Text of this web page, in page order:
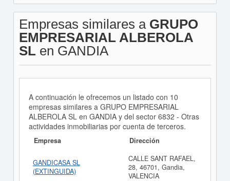
Empresas similares a GRUPO
EMPRESARIAL ALBEROLA
SL en GANDIA
A continuación le ofrecemos un listado con 10
empresas similares a GRUPO EMPRESARIAL
ALBEROLA SL en GANDIA y del sector 6832 - Otras
actividades inmobiliarias por cuenta de terceros.
Empresa Dirección
GANDICASA SL
(EXTINGUIDA)
CALLE SANT RAFAEL,
28, 46701, Gandia,
VALENCIA